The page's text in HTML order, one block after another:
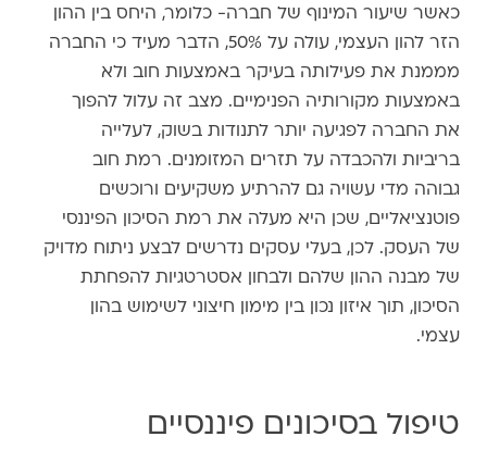
כאשר שיעור המינוף של חברה- כלומר, היחס בין ההון
הזר להון העצמי, עולה על 50%, הדבר מעיד כי החברה
מממנת את פעילותה בעיקר באמצעות חוב ולא
באמצעות מקורותיה הפנימיים. מצב זה עלול להפוך
את החברה לפגיעה יותר לתנודות בשוק, לעלייה
בריביות ולהכבדה על תזרים המזומנים. רמת חוב
גבוהה מדי עשויה גם להרתיע משקיעים ורוכשים
פוטנציאליים, שכן היא מעלה את רמת הסיכון הפיננסי
של העסק. לכן, בעלי עסקים נדרשים לבצע ניתוח מדויק
של מבנה ההון שלהם ולבחון אסטרטגיות להפחתת
הסיכון, תוך איזון נכון בין מימון חיצוני לשימוש בהון
עצמי.
טיפול בסיכונים פיננסיים